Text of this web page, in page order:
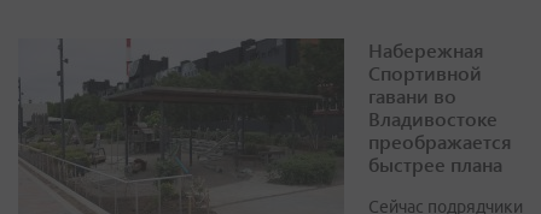
Набережная
Спортивной
гавани во
Владивостоке
преображается
быстрее плана
Сейчас подрядчики